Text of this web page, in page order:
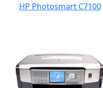
HP Photosmart C7100